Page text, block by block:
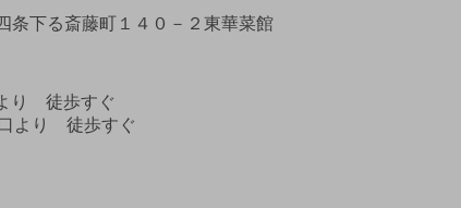
条下る斎藤町１４０－２東華菜館
り 徒歩すぐ
より 徒歩すぐ